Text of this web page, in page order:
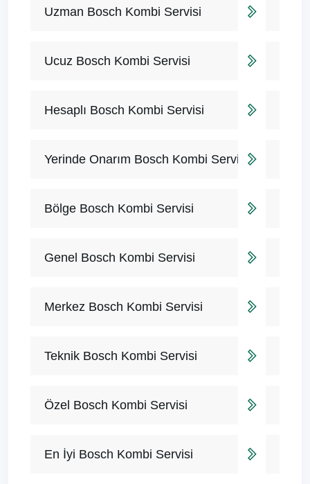
Uzman Bosch Kombi Servisi
Ucuz Bosch Kombi Servisi
Hesaplı Bosch Kombi Servisi
Yerinde Onarım Bosch Kombi Servisi
Bölge Bosch Kombi Servisi
Genel Bosch Kombi Servisi
Merkez Bosch Kombi Servisi
Teknik Bosch Kombi Servisi
Özel Bosch Kombi Servisi
En İyi Bosch Kombi Servisi